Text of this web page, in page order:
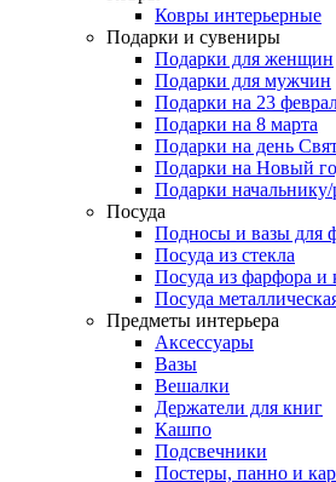
Ковры интерьерные
Подарки и сувениры
Подарки для женщин
Подарки для мужчин
Подарки на 23
Подарки на 8 марта
Подарки на день
Подарки на Новый
Подарки
Посуда
Подносы и вазы для
Посуда из стекла
Посуда из фарфора и
Посуда
Предметы интерьера
Аксессуары
Вазы
Вешалки
Держатели для книг
Кашпо
Подсвечники
Постеры, панно и